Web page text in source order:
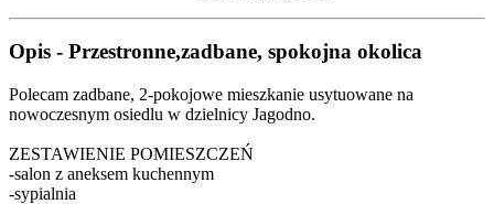
Opis - Przestronne,zadbane, spokojna okolica
Polecam zadbane, 2-pokojowe mieszkanie usytuowane na
nowoczesnym osiedlu w dzielnicy Jagodno.
ZESTAWIENIE POMIESZCZEŃ
-salon z aneksem kuchennym
-sypialnia